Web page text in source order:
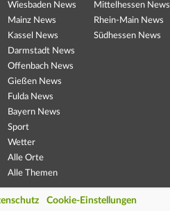
Wiesbaden News
Mainz News
Kassel News
Darmstadt News
Offenbach News
Gießen News
Fulda News
Bayern News
Sport
Wetter
Alle Orte
Alle Themen
Mittelhessen News
Rhein-Main News
Südhessen News
Cookie-Einstellungen